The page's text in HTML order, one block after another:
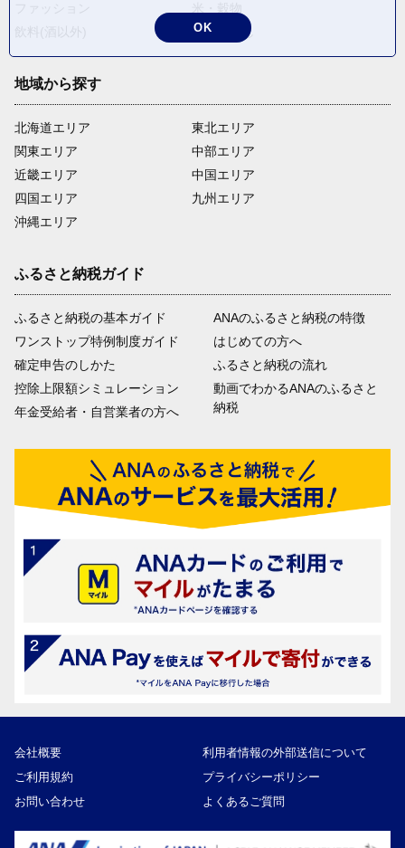
返礼品なし
地域から探す
北海道エリア
関東エリア
近畿エリア
四国エリア
沖縄エリア
東北エリア
中部エリア
中国エリア
九州エリア
ふるさと納税ガイド
ふるさと納税の基本ガイド
ワンストップ特例制度ガイド
確定申告のしかた
控除上限額シミュレーション
年金受給者・自営業者の方へ
ANAのふるさと納税の特徴
はじめての方へ
ふるさと納税の流れ
動画でわかるANAのふるさと
納税
会社概要
利用者情報の外部送信について
ご利用規約
プライバシーポリシー
お問い合わせ
よくあるご質問
OK